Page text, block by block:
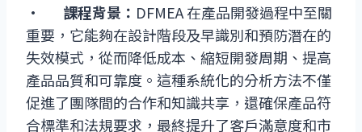
· 課程背景： DFMEA 在產品開發過程中至關
重要，它能夠在設計階段及早識別和預防潛在的
失效模式，從而降低成本、縮短開發周期、提高
產品品質和可靠度。這種系統化的分析方法不僅
促進了團隊間的合作和知識共享，還確保產品符
合標準和法規要求，最終提升了客戶滿意度和市